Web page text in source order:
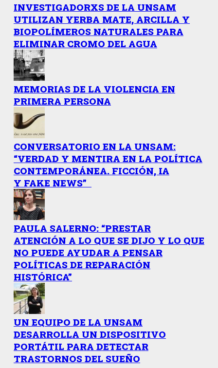
INVESTIGADORXS DE LA UNSAM
UTILIZAN YERBA MATE, ARCILLA Y
BIOPOLÍMEROS NATURALES PARA
ELIMINAR CROMO DEL AGUA
MEMORIAS DE LA VIOLENCIA EN
PRIMERA PERSONA
CONVERSATORIO EN LA UNSAM:
“VERDAD Y MENTIRA EN LA POLÍTICA
CONTEMPORÁNEA. FICCIÓN, IA
Y FAKE NEWS”
PAULA SALERNO: “PRESTAR
ATENCIÓN A LO QUE SE DIJO Y LO QUE
NO PUEDE AYUDAR A PENSAR
POLÍTICAS DE REPARACIÓN
HISTÓRICA”
UN EQUIPO DE LA UNSAM
DESARROLLA UN DISPOSITIVO
PORTÁTIL PARA DETECTAR
TRASTORNOS DEL SUEÑO